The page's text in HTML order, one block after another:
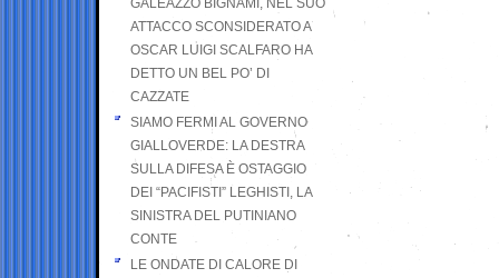
GALEAZZO BIGNAMI, NEL SUO
ATTACCO SCONSIDERATO A
OSCAR LUIGI SCALFARO HA
DETTO UN BEL PO’ DI
CAZZATE
SIAMO FERMI AL GOVERNO
GIALLOVERDE: LA DESTRA
SULLA DIFESA È OSTAGGIO
DEI “PACIFISTI” LEGHISTI, LA
SINISTRA DEL PUTINIANO
CONTE
LE ONDATE DI CALORE DI